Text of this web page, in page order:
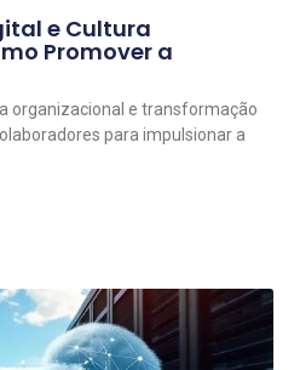
e Cultura
Promover a
organizacional e transformação
para impulsionar a